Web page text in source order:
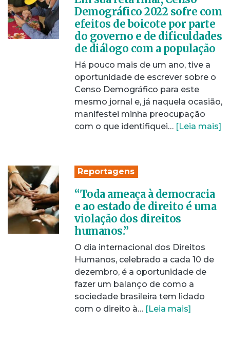
Demográfico 2022 sofre com
efeitos de boicote por parte
do governo e de dificuldades
de diálogo com a população
Há pouco mais de um ano, tive a
oportunidade de escrever sobre o
Censo Demográfico para este
mesmo jornal e, já naquela ocasião,
manifestei minha preocupação
com o que identifiquei… [Leia mais]
Reportagens
“Toda ameaça à democracia
e ao estado de direito é uma
violação dos direitos
humanos.”
O dia internacional dos Direitos
Humanos, celebrado a cada 10 de
dezembro, é a oportunidade de
fazer um balanço de como a
sociedade brasileira tem lidado
com o direito à… [Leia mais]